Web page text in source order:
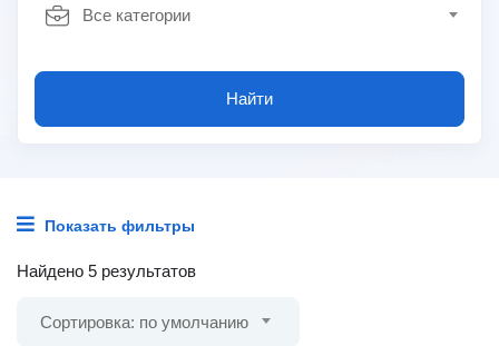
Все категории
Найти
Показать фильтры
Найдено 5 результатов
Сортировка: по умолчанию